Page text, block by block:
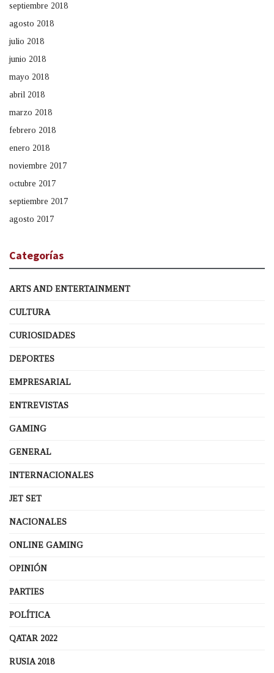
septiembre 2018
agosto 2018
julio 2018
junio 2018
mayo 2018
abril 2018
marzo 2018
febrero 2018
enero 2018
noviembre 2017
octubre 2017
septiembre 2017
agosto 2017
Categorías
ARTS AND ENTERTAINMENT
CULTURA
CURIOSIDADES
DEPORTES
EMPRESARIAL
ENTREVISTAS
GAMING
GENERAL
INTERNACIONALES
JET SET
NACIONALES
ONLINE GAMING
OPINIÓN
PARTIES
POLÍTICA
QATAR 2022
RUSIA 2018